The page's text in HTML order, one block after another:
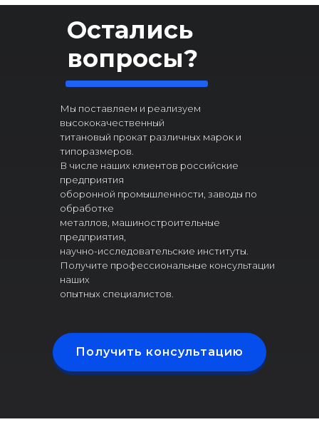
Остались
вопросы?
Мы поставляем и реализуем
высококачественный
титановый прокат различных марок и
типоразмеров.
В числе наших клиентов российские
предприятия
оборонной промышленности, заводы по
обработке
металлов, машиностроительные
предприятия,
научно-исследовательские институты.
Получите профессиональные консультации
наших
опытных специалистов.
Получить консультацию